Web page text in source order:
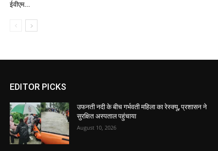
ईवीएम...
EDITOR PICKS
उफनती नदी के बीच गर्भवती महिला का रेस्क्यू, प्रशासन ने
सुरक्षित अस्पताल पहुंचाया
August 10, 2026